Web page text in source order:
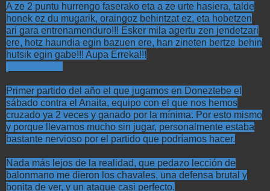
A ze 2 puntu hurrengo faserako eta a ze urte hasiera, talde
honek ez du mugarik, oraingoz behintzat ez, eta hobetzen
ari gara entrenamenduro!!! Esker mila agertu zen jendetzari
ere, hotz haundia egin bazuen ere, han zineten bertze behin
hutsik egin gabe!!! Aupa Erreka!!!
Primer partido del año el que jugamos en Doneztebe el
sábado contra el Anaita, equipo con el que nos hemos
cruzado ya 2 veces y ganado por la mínima. Por esto mismo
y porque llevamos mucho sin jugar, personalmente estaba
bastante nervioso por el partido que podríamos hacer.
Nada más lejos de la realidad, que pedazo lección de
balonmano me dieron los chavales, una defensa brutal y
bonita de ver, y un ataque casi perfecto.